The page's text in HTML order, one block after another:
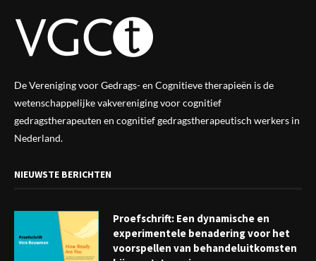
De Vereniging voor Gedrags- en Cognitieve therapieën is de
wetenschappelijke vakverenigingvoor cognitief
gedragstherapeuten en cognitief gedragstherapeutisch werkers in
Nederland.
NIEUWSTE BERICHTEN
Proefschrift: Een dynamische en
experimentele benadering voor het
voorspellen van behandeluitkomsten